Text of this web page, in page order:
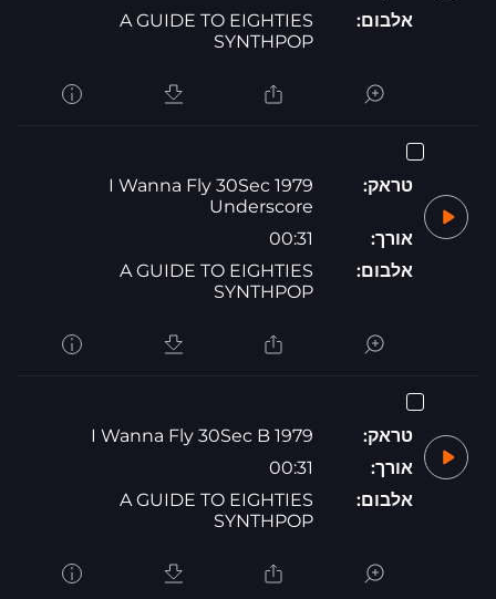
אלבום:
A GUIDE TO EIGHTIES
SYNTHPOP
טראק:
1979 I Wanna Fly 30Sec
Underscore
אורך:
00:31
אלבום:
A GUIDE TO EIGHTIES
SYNTHPOP
טראק:
1979 I Wanna Fly 30Sec B
אורך:
00:31
אלבום:
A GUIDE TO EIGHTIES
SYNTHPOP